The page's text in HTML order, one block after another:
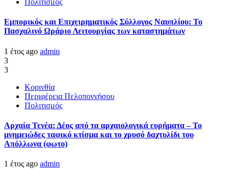
Πολιτισμός
Εμπορικός και Επιχειρηματικός Σύλλογος Ναυπλίου: Το
Πασχαλινό Ωράριο Λειτουργίας των καταστημάτων
1 έτος ago admin
3
3
Κορινθία
Περιφέρεια Πελοποννήσου
Πολιτισμός
Αρχαία Τενέα: Δέος από τα αρχαιολογικά ευρήματα – Το
μνημειώδες ταφικό κτίσμα και το χρυσό δαχτυλίδι του
Απόλλωνα (φωτο)
1 έτος ago admin